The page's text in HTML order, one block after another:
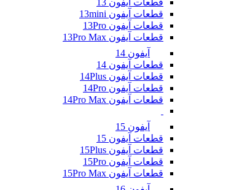
قطعات آیفون 13
قطعات آیفون 13mini
قطعات آیفون 13Pro
قطعات آیفون 13Pro Max
آیفون 14
قطعات آیفون 14
قطعات آیفون 14Plus
قطعات آیفون 14Pro
قطعات آیفون 14Pro Max
آیفون 15
قطعات آیفون 15
قطعات آیفون 15Plus
قطعات آیفون 15Pro
قطعات آیفون 15Pro Max